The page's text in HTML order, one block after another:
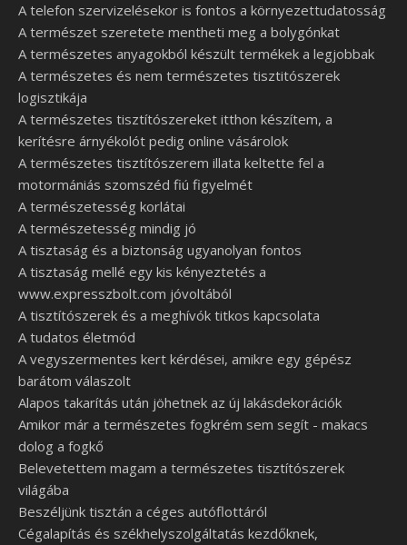
A telefon szervizelésekor is fontos a környezettudatosság
A természet szeretete mentheti meg a bolygónkat
A természetes anyagokból készült termékek a legjobbak
A természetes és nem természetes tisztitószerek
logisztikája
A természetes tisztítószereket itthon készítem, a
kerítésre árnyékolót pedig online vásárolok
A természetes tisztítószerem illata keltette fel a
motormániás szomszéd fiú figyelmét
A természetesség korlátai
A természetesség mindig jó
A tisztaság és a biztonság ugyanolyan fontos
A tisztaság mellé egy kis kényeztetés a
www.expresszbolt.com jóvoltából
A tisztítószerek és a meghívók titkos kapcsolata
A tudatos életmód
A vegyszermentes kert kérdései, amikre egy gépész
barátom válaszolt
Alapos takarítás után jöhetnek az új lakásdekorációk
Amikor már a természetes fogkrém sem segít - makacs
dolog a fogkő
Belevetettem magam a természetes tisztítószerek
világába
Beszéljünk tisztán a céges autóflottáról
Cégalapítás és székhelyszolgáltatás kezdőknek,